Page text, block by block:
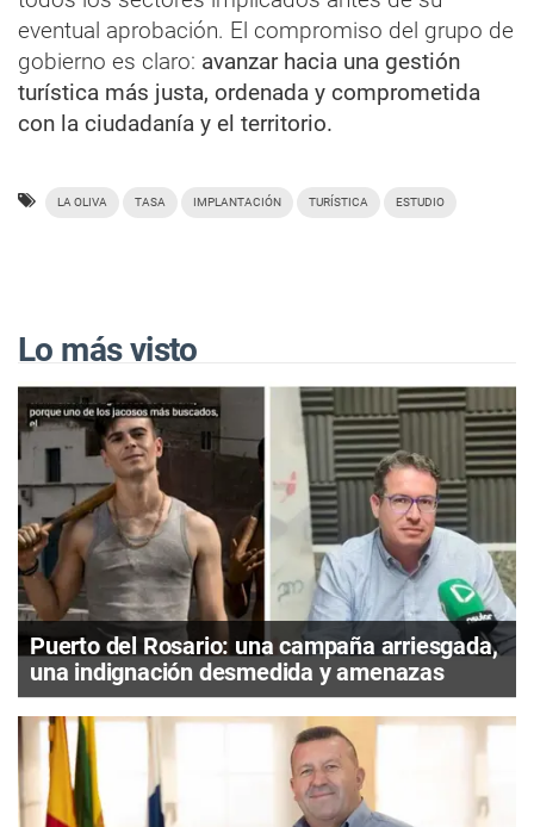
eventual aprobación. El compromiso del grupo de
gobierno es claro: avanzar hacia una gestión
turística más justa, ordenada y comprometida
con la ciudadanía y el territorio.
LA OLIVA TASA IMPLANTACIÓN TURÍSTICA ESTUDIO
Lo más visto
Puerto del Rosario: una campaña arriesgada,
una indignación desmedida y amenazas